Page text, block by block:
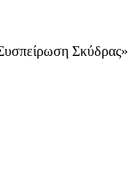
Σκύδρας»